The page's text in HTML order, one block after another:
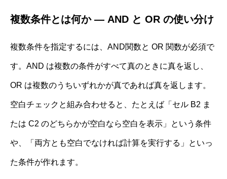
複数条件とは何か ― AND と OR の使い分け
複数条件を指定するには、AND関数と OR 関数が必須で
す。AND は複数の条件がすべて真のときに真を返し、
OR は複数のうちいずれかが真であれば真を返します。
空白チェックと組み合わせると、たとえば「セル B2 ま
たは C2 のどちらかが空白なら空白を表示」という条件
や、「両方とも空白でなければ計算を実行する」といっ
た条件が作れます。